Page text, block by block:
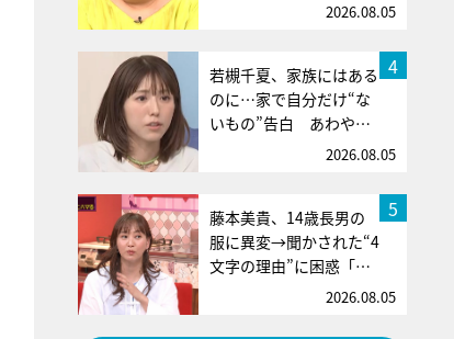
2026.08.05
4
若槻千夏、家族にはある
のに…家で自分だけ“な
いもの”告白 あわや…
2026.08.05
5
藤本美貴、14歳長男の
服に異変→聞かされた“4
文字の理由”に困惑「…
2026.08.05